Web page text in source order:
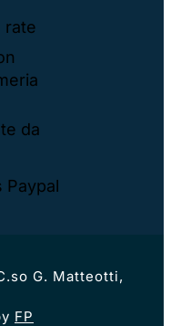
G. Matteotti,
FP